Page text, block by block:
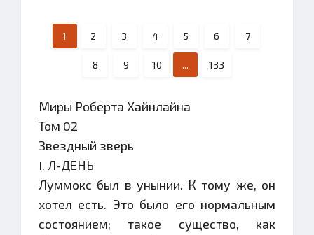
1 2 3 4 5 6 7
8 9 10 ... 133
Миры Роберта Хайнлайна
Том 02
Звездный зверь
I. Л-ДЕНЬ
Луммокс был в унынии. К тому же, он
хотел есть. Это было его нормальным
состоянием; такое существо, как